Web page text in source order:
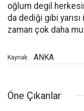
oğlum degil
da dediği gibi yarısı
zaman çok daha
Kaynak: ANKA
Öne Çıkanlar